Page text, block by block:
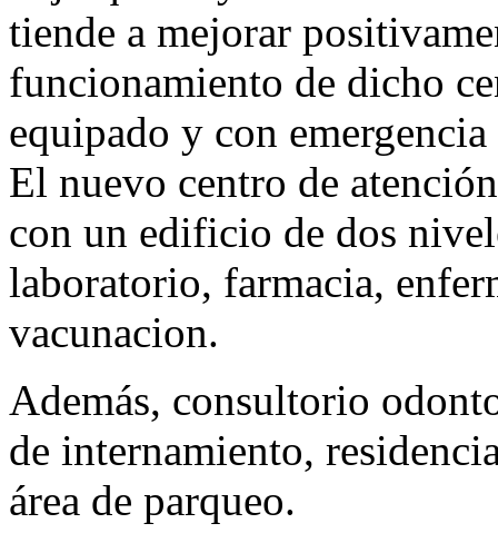
tiende a mejorar
funcionamiento de dicho
equipado y con
El nuevo centro de
con un edificio de dos
laboratorio, farmacia,
vacunacion.
Además, consultorio
de internamiento,
área de parqueo.